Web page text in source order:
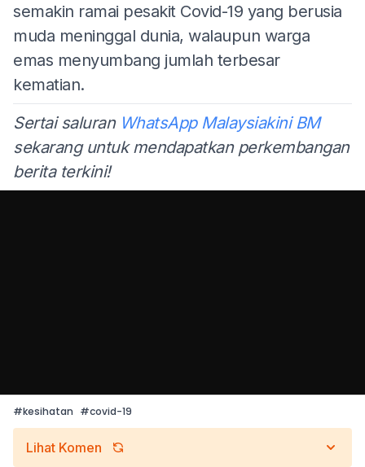
semakin ramai pesakit Covid-19 yang berusia
muda meninggal dunia, walaupun warga
emas menyumbang jumlah terbesar
kematian.
Sertai saluran WhatsApp Malaysiakini BM
sekarang untuk mendapatkan perkembangan
berita terkini!
#kesihatan #covid-19
Lihat Komen